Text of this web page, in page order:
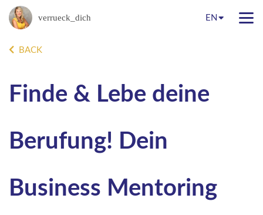
verrueck_dich EN
BACK
Finde & Lebe deine
Berufung! Dein
Business Mentoring